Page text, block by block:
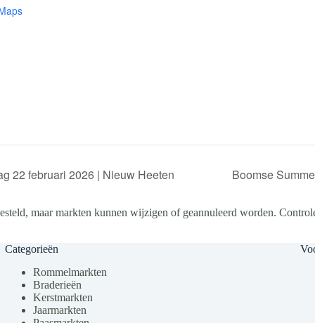
22 februari 2026 | Nieuw Heeten Boomse
maar markten kunnen wijzigen of geannuleerd worden.
Categorieën
Rommelmarkten
Braderieën
Kerstmarkten
Jaarmarkten